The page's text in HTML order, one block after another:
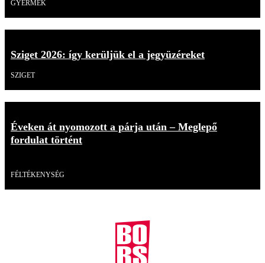
GYERMEK
Sziget 2026: így kerüljük el a jegyüzéreket
SZIGET
Éveken át nyomozott a párja után – Meglepő
fordulat történt
FÉLTÉKENYSÉG